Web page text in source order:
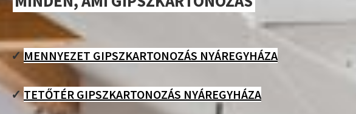
✓MENNYEZET GIPSZKARTONOZÁS NYÁREGYHÁZA
✓TETŐTÉR GIPSZKARTONOZÁS NYÁREGYHÁZA